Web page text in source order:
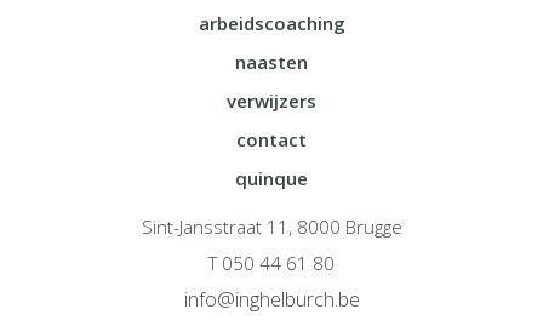
arbeidscoaching
naasten
verwijzers
contact
quinque
Sint-Jansstraat 11, 8000 Brugge
T 050 44 61 80
info@inghelburch.be